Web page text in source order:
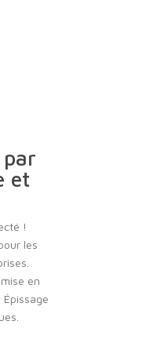
et
!
les
en